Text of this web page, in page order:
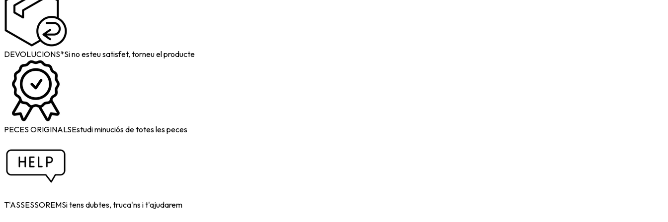
DEVOLUCIONS*Si no esteu satisfet, torneu el producte
PECES ORIGINALSEstudi minuciós de totes les peces
T'ASSESSOREMSi tens dubtes, truca'ns i t'ajudarem